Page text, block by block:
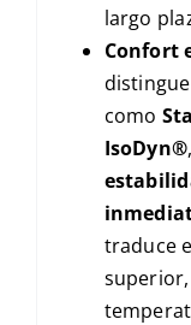
largo
Confort
como
IsoDyn®
traduce